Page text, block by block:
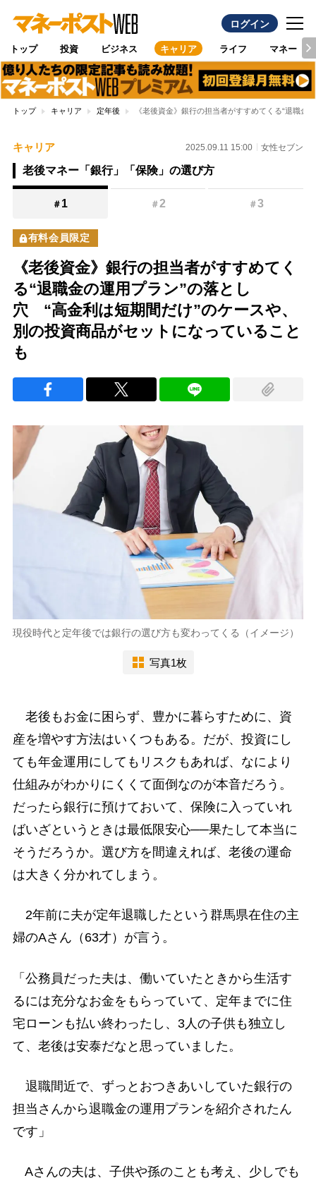
ログイン
トップ 投資 ビジネス キャリア ライフ マネー
トップ キャリア 定年後 《老後資金》銀行の担当者がすすめてくる“退職
キャリア 2025.09.11 15:00 女性セブン
老後マネー「銀行」「保険」の選び方
＃ 1 ＃2 ＃3
有料会員限定
《老後資金》銀行の担当者がすすめてく
る“退職金の運用プラン”の落とし
穴 “高金利は短期間だけ”のケースや、
別の投資商品がセットになっていること
も
現役時代と定年後では銀行の選び方も変わってくる（イメージ）
写真1枚
老後もお金に困らず、豊かに暮らすために、資
産を増やす方法はいくつもある。だが、投資にし
ても年金運用にしてもリスクもあれば、なにより
仕組みがわかりにくくて面倒なのが本音だろう。
だったら銀行に預けておいて、保険に入っていれ
ばいざというときは最低限安心──果たして本当に
そうだろうか。選び方を間違えれば、老後の運命
は大きく分かれてしまう。
2年前に夫が定年退職したという群馬県在住の主
婦のAさん（63才）が言う。
「公務員だった夫は、働いていたときから生活す
るには充分なお金をもらっていて、定年までに住
宅ローンも払い終わったし、3人の子供も独立し
て、老後は安泰だなと思っていました。
退職間近で、ずっとおつきあいしていた銀行の
担当さんから退職金の運用プランを紹介されたん
です」
Aさんの夫は、子供や孫のことも考え、少しでも